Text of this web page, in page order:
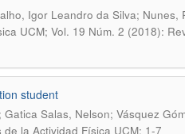
Igor Leandro da Silva; Nunes,
UCM; Vol. 19 Núm. 2 (2018):
student
Salas, Nelson; Vásquez
la Actividad Física UCM; 1-7